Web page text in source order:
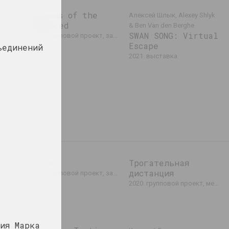
Screams of the
Silenced
2021. групповой проект, зарубежное событие
Алексей Шлык, Alexey Shlyk
& Ben Van den Berghe
SWAN SONG: Virtual
Escape
2021. выставка
2020. групповой проект, зарубежное событие, международное событие
Трогательная
дистанция
2020. групповой проект, международное событие
Марка